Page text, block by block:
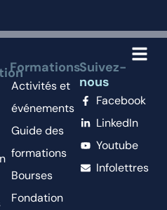
Formations
Activités et
événements
Guide des
formations
Bourses
Fondation
Suivez-
nous
Facebook
LinkedIn
Youtube
Infolettres